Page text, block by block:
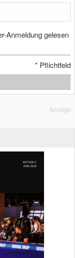
Anmeldung gelesen
* Pflichtfeld
Anzeige